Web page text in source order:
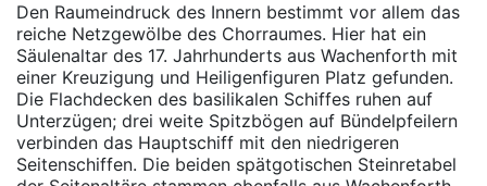
Den Raumeindruck des Innern bestimmt vor allem das
reiche Netzgewölbe des Chorraumes. Hier hat ein
Säulenaltar des 17. Jahrhunderts aus Wachenforth mit
einer Kreuzigung und Heiligenfiguren Platz gefunden.
Die Flachdecken des basilikalen Schiffes ruhen auf
Unterzügen; drei weite Spitzbögen auf Bündelpfeilern
verbinden das Hauptschiff mit den niedrigeren
Seitenschiffen. Die beiden spätgotischen Steinretabel